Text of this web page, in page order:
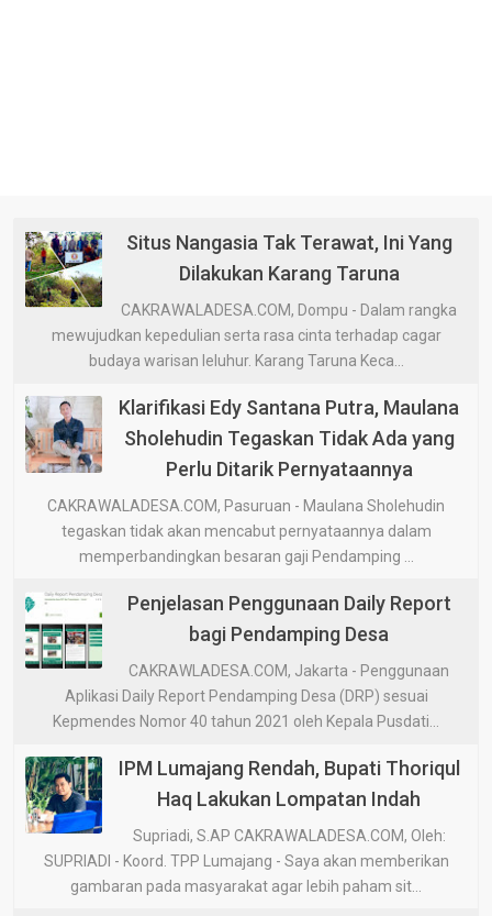
Situs Nangasia Tak Terawat, Ini Yang
Dilakukan Karang Taruna
CAKRAWALADESA.COM, Dompu - Dalam rangka
mewujudkan kepedulian serta rasa cinta terhadap cagar
budaya warisan leluhur. Karang Taruna Keca...
Klarifikasi Edy Santana Putra, Maulana
Sholehudin Tegaskan Tidak Ada yang
Perlu Ditarik Pernyataannya
CAKRAWALADESA.COM, Pasuruan - Maulana Sholehudin
tegaskan tidak akan mencabut pernyataannya dalam
memperbandingkan besaran gaji Pendamping ...
Penjelasan Penggunaan Daily Report
bagi Pendamping Desa
CAKRAWLADESA.COM, Jakarta - Penggunaan
Aplikasi Daily Report Pendamping Desa (DRP) sesuai
Kepmendes Nomor 40 tahun 2021 oleh Kepala Pusdati...
IPM Lumajang Rendah, Bupati Thoriqul
Haq Lakukan Lompatan Indah
Supriadi, S.AP CAKRAWALADESA.COM, Oleh:
SUPRIADI - Koord. TPP Lumajang - Saya akan memberikan
gambaran pada masyarakat agar lebih paham sit...